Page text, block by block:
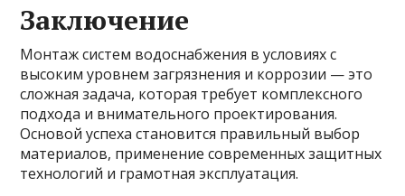
Заключение
Монтаж систем водоснабжения в условиях с
высоким уровнем загрязнения и коррозии — это
сложная задача, которая требует комплексного
подхода и внимательного проектирования.
Основой успеха становится правильный выбор
материалов, применение современных защитных
технологий и грамотная эксплуатация.